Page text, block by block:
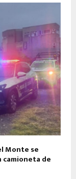
Monte se
camioneta de